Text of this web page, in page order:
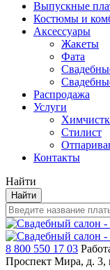
Выпускные
Костюмы и
Аксессуары
Жакеты
Фата
Распродажа
Услуги
Стилист
Контакты
Найти
Найти
8 800 550 17 03
Проспект Мира, д. 3,